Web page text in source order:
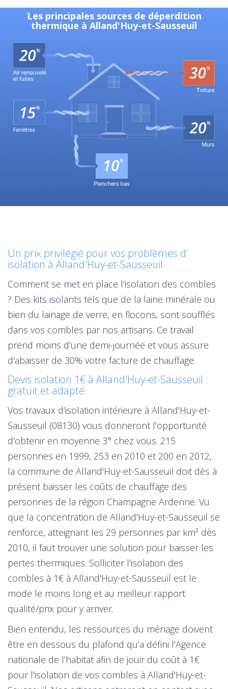
Les principales sources de déperdition
thermique à Alland'Huy-et-Sausseuil
Un prix privilégié pour vos problèmes d’
isolation à Alland'Huy-et-Sausseuil
Comment se met en place l’isolation des combles
? Des kits isolants tels que de la laine minérale ou
bien du lainage de verre, en flocons, sont soufflés
dans vos combles par nos artisans. Ce travail
prend moins d’une demi-journée et vous assure
d'abaisser de 30% votre facture de chauffage.
Devis isolation 1€ à Alland'Huy-et-Sausseuil :
gratuit et adapté
Vos travaux d’isolation intérieure à Alland'Huy-et-
Sausseuil (08130) vous donneront l’opportunité
d'obtenir en moyenne 3° chez vous. 215
personnes en 1999, 253 en 2010 et 200 en 2012,
la commune de Alland'Huy-et-Sausseuil doit dès à
présent baisser les coûts de chauffage des
personnes de la région Champagne Ardenne. Vu
que la concentration de Alland'Huy-et-Sausseuil se
renforce, atteignant les 29 personnes par km² dès
2010, il faut trouver une solution pour baisser les
pertes thermiques. Solliciter l’isolation des
combles à 1€ à Alland'Huy-et-Sausseuil est le
mode le moins long et au meilleur rapport
qualité/prix pour y arriver.
Bien entendu, les ressources du ménage doivent
être en dessous du plafond qu’a défini l’Agence
nationale de l’habitat afin de jouir du coût à 1€
pour l'isolation de vos combles à Alland'Huy-et-